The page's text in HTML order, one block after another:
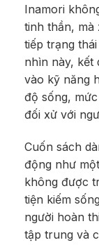
Inamori
tinh thần, mà
tiếp trạng
nhìn này, kết
vào kỹ năng
độ sống,
đối xử với
Cuốn sách
động như
không được
tiện kiếm
người hoàn
tập trung và